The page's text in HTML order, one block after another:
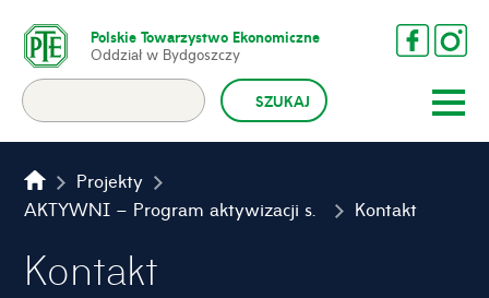
Polskie Towarzystwo Ekonomiczne
Oddział w Bydgoszczy
Projekty
AKTYWNI – Program aktywizacji społeczno-zawodowej mieszkańców LSR
Kontakt
Kontakt